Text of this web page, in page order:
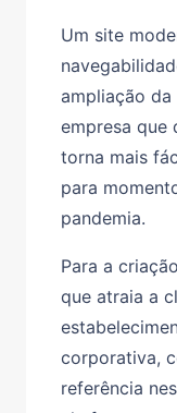
Um site
ampliação
empresa que
torna mais
para
pandemia.
Para a
que atraia a
corporativa,
referência